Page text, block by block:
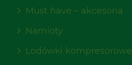
Must have – akcesoria
Namioty
Lodówki kompresorowe